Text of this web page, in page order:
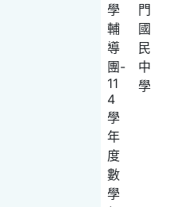
學
輔
導
團-
11
4
學
年
度
數
學
門
國
民
中
學